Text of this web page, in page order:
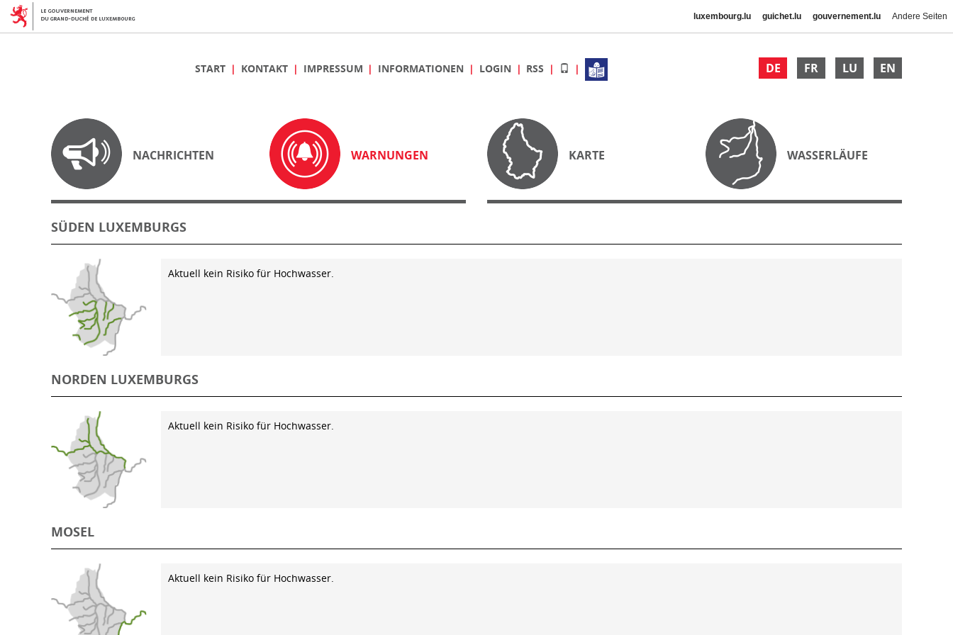
luxembourg.lu guichet.lu gouvernement.lu Andere Seiten
DE FR LU EN
START KONTAKT IMPRESSUM INFORMATIONEN LOGIN RSS
NACHRICHTEN WARNUNGEN KARTE WASSERLÄUFE
SÜDEN LUXEMBURGS
Aktuell kein Risiko für Hochwasser.
NORDEN LUXEMBURGS
Aktuell kein Risiko für Hochwasser.
MOSEL
Aktuell kein Risiko für Hochwasser.